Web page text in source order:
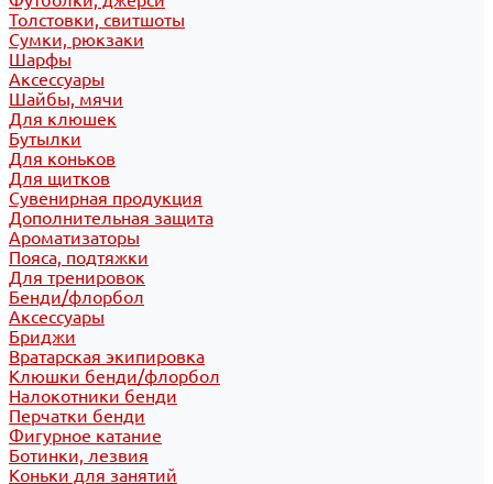
Толстовки, свитшоты
Сумки, рюкзаки
Шарфы
Аксессуары
Шайбы, мячи
Для клюшек
Бутылки
Для коньков
Для щитков
Сувенирная продукция
Дополнительная защита
Ароматизаторы
Пояса, подтяжки
Для тренировок
Бенди/флорбол
Аксессуары
Бриджи
Вратарская экипировка
Клюшки бенди/флорбол
Налокотники бенди
Перчатки бенди
Фигурное катание
Ботинки, лезвия
Коньки для занятий